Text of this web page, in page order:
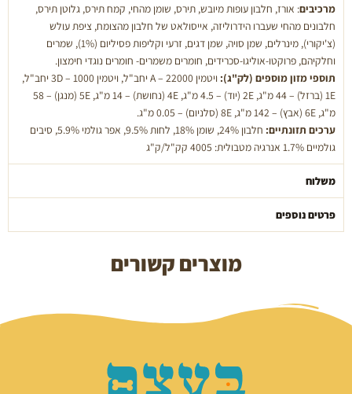
מרכיבים: אורז, חלבון עופות מיובש, תירס, שומן מהחי, קמח תירס, גלוטן תירס,
חלבונים מהחי שעברו הידרוליזה, אייסולאט של חלבון מהצומח, ציפת עולש
(צ'יקורי), מינרלים, שמן סויה, שמן דגים, זרעי וקליפות פסיליום (1%), שמרים
וחלקיהם, פרוקטו-אוליגו-סכרידים, חומרים משמרים- חומרים נוגדי חימצון.
תוספי מזון מוספים (לק"ג):
ויטמין A – 22000 יחב"ל, ויטמין 3D – 1000 יחב"ל,
1E (ברזל) – 44 מ"ג, 2E (יוד) – 4.5 מ"ג, 4E (נחושת) – 14 מ"ג, 5E (מנגן) – 58
מ"ג, 6E (אבץ) – 142 מ"ג, 8E (סלניום) – 0.05 מ"ג.
ערכים תזונתיים:
חלבון 24%, שומן 18%, לחות 9.5%, אפר גולמי 5.9%, סיבים
גולמיים 1.7% אנרגיה מטבולית: 4005 קק"ל/ק"ג
משלוח
פרטים נוספים
מוצרים קשורים